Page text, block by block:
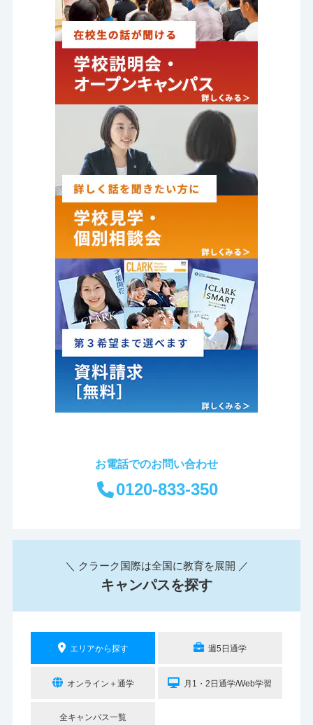
お電話でのお問い合わせ
0120-833-350
＼ クラーク国際は全国に教育を展開 ／
キャンパスを探す
エリアから探す 週5日通学
オンライン＋通学 月1・2日通学/Web学習
全キャンパス一覧